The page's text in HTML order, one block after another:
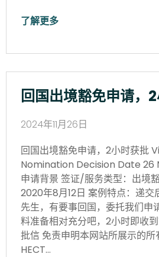
了解更多
回国出境豁免申请，
2024年11月26日
回国出境豁免申请，2小时获批
Nomination Decision Date 26
申请背景 签证/服务类型：出境
2020年8月12日 案例特点：递交
先生，有要事回国，委托我们申
料准备相对充分吧，2小时即收
批信 免责申明本网站所展示的
HECT…